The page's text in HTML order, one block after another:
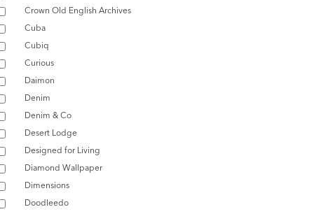
Crown Old English Archives
Cuba
Cubiq
Curious
Daimon
Denim
Denim & Co
Desert Lodge
Designed for Living
Diamond Wallpaper
Dimensions
Doodleedo